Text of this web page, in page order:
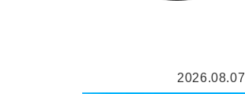
2026.08.07